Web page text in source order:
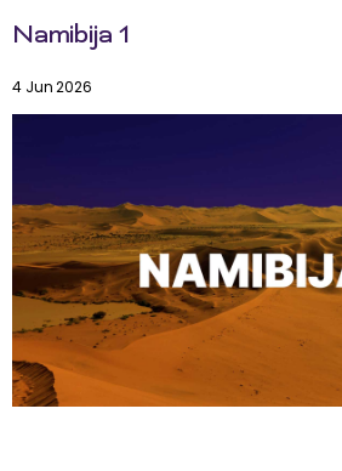
Namibija 1
4 Jun 2026